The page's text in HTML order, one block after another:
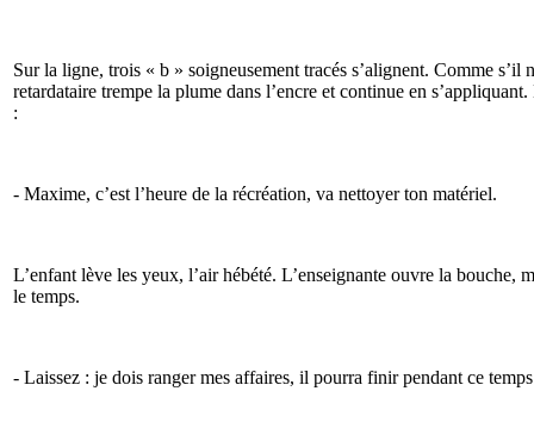
Sur la ligne, trois « b » soigneusement tracés s’alignent. Comme s’il
retardataire trempe la plume dans l’encre et continue en
:
- Maxime, c’est l’heure de la récréation, va nettoyer ton matériel.
L’enfant lève les yeux, l’air hébété. L’enseignante ouvre la bouche,
le temps.
- Laissez : je dois ranger mes affaires, il pourra finir pendant ce